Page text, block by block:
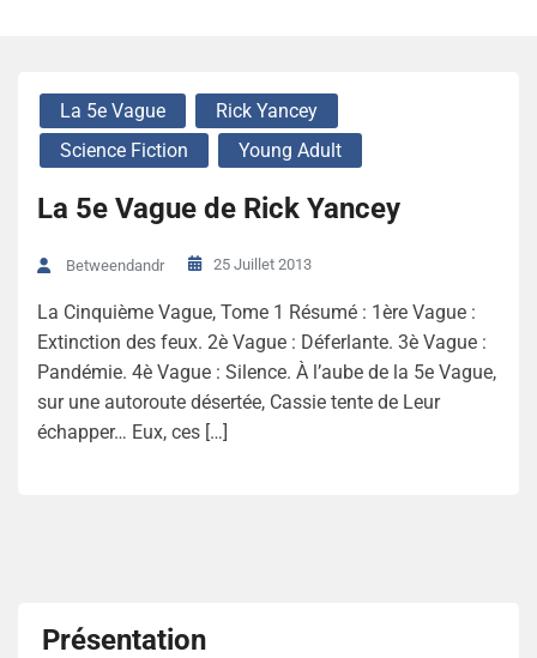
La 5e Vague
Rick Yancey
Science Fiction
Young Adult
La 5e Vague de Rick Yancey
Betweendandr 25 Juillet 2013
La Cinquième Vague, Tome 1 Résumé : 1ère Vague :
Extinction des feux. 2è Vague : Déferlante. 3è Vague :
Pandémie. 4è Vague : Silence. À l’aube de la 5e Vague,
sur une autoroute désertée, Cassie tente de Leur
échapper… Eux, ces […]
Présentation